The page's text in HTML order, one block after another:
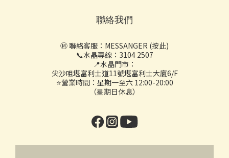
聯絡我們
Ⓜ️ 聯絡客服： MESSANGER (按此)
📞水晶專線：3104 2507
📍水晶門市：
尖沙咀堪富利士道11號堪富利士大廈6/F
⭐營業時間：星期一至六 12:00-20:00
（星期日休息）